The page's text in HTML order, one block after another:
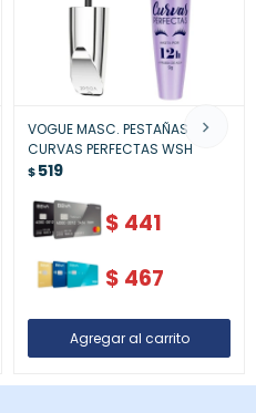
VOGUE MASC. PESTAÑAS
CURVAS PERFECTAS WSH
$519
$ 441
$ 467